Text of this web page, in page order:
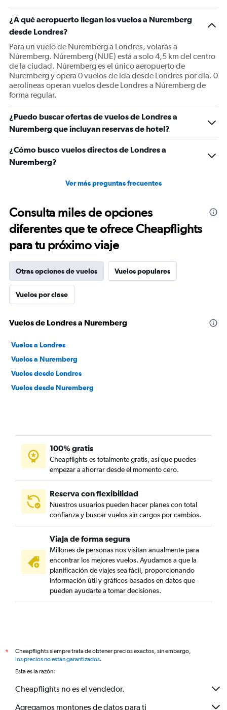
Y
axis
displaying
Number
of
flights.
Range:
0
to
¿A qué aeropuerto llegan los vuelos a Nuremberg
desde Londres?
Para un vuelo de Nuremberg a Londres, volarás a
Núremberg. Núremberg (NUE) está a solo 4,5 km del centro
de la ciudad. Núremberg es el único aeropuerto de
Nuremberg y opera 0 vuelos de ida desde Londres por día. 0
aerolíneas operan vuelos desde Londres a Núremberg de
forma regular.
¿Puedo buscar ofertas de vuelos de Londres a
Nuremberg que incluyan reservas de hotel?
¿Cómo busco vuelos directos de Londres a
Nuremberg?
Ver más preguntas frecuentes
Consulta miles de opciones
diferentes que te ofrece Cheapflights
para tu próximo viaje
Otras opciones de vuelos Vuelos populares
Vuelos por clase
Vuelos de Londres a Nuremberg
Vuelos a Londres
Vuelos a Nuremberg
Vuelos desde Londres
Vuelos desde Nuremberg
100% gratis
Cheapflights es totalmente gratis, así que puedes
empezar a ahorrar desde el momento cero.
Reserva con flexibilidad
Nuestros usuarios pueden hacer planes con total
confianza y buscar vuelos sin cargos por cambios.
Viaja de forma segura
Millones de personas nos visitan anualmente para
encontrar los mejores vuelos. Ayudamos a que la
planificación de viajes sea fácil, proporcionando
información útil y gráficos basados en datos que
pueden ayudarte a tomar decisiones.
*
Cheapflights siempre trata de obtener precios exactos, sin embargo,
los precios no están garantizados.
Esta es la razón:
Cheapflights no es el vendedor.
Agregamos montones de datos para ti